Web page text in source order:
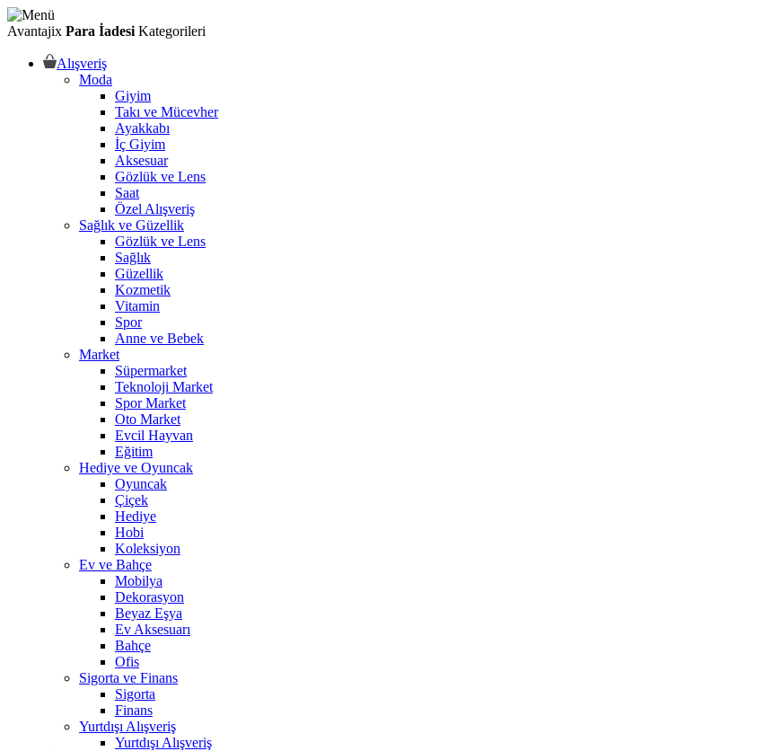
Avantajix Para İadesi Kategorileri
Alışveriş
Moda
Giyim
Takı ve Mücevher
Ayakkabı
İç Giyim
Aksesuar
Gözlük ve Lens
Saat
Özel Alışveriş
Sağlık ve Güzellik
Gözlük ve Lens
Sağlık
Güzellik
Kozmetik
Vitamin
Spor
Anne ve Bebek
Market
Süpermarket
Teknoloji Market
Spor Market
Oto Market
Evcil Hayvan
Eğitim
Hediye ve Oyuncak
Oyuncak
Çiçek
Hediye
Hobi
Koleksiyon
Ev ve Bahçe
Mobilya
Dekorasyon
Beyaz Eşya
Ev Aksesuarı
Bahçe
Ofis
Sigorta ve Finans
Sigorta
Finans
Yurtdışı Alışveriş
Yurtdışı Alışveriş